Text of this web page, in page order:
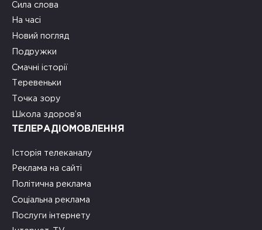
Сила слова
На часі
Новий погляд
Подружки
Смачні історії
Теревеньки
Точка зору
Школа здоров’я
ТЕЛЕРАДІОМОВЛЕННЯ
Історія телеканалу
Реклама на сайті
Політична реклама
Соціальна реклама
Послуги інтернету